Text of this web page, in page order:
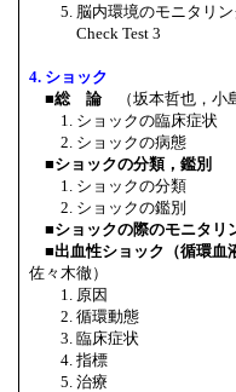
5. 脳内環境のモニタリン
Check Test 3
4. ショック
■総 論（坂本哲也，小
1. ショックの臨床症状
2. ショックの病態
■ショックの分類，鑑別
1. ショックの分類
2. ショックの鑑別
■ショックの際のモニタリ
■出血性ショック（循環血
佐々木徹）
1. 原因
2. 循環動態
3. 臨床症状
4. 指標
5. 治療